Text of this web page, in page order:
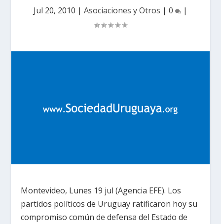
Jul 20, 2010 | Asociaciones y Otros | 0 |
Montevideo, Lunes 19 jul (Agencia EFE). Los
partidos políticos de Uruguay ratificaron hoy su
compromiso común de defensa del Estado de